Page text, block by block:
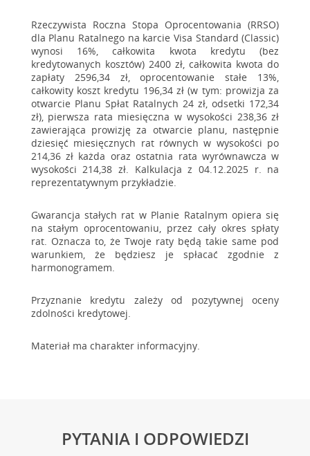
Rzeczywista Roczna Stopa Oprocentowania (RRSO)
dla Planu Ratalnego na karcie Visa Standard (Classic)
wynosi 16%, całkowita kwota kredytu (bez
kredytowanych kosztów) 2400 zł, całkowita kwota do
zapłaty 2596,34 zł, oprocentowanie stałe 13%,
całkowity koszt kredytu 196,34 zł (w tym: prowizja za
otwarcie Planu Spłat Ratalnych 24 zł, odsetki 172,34
zł), pierwsza rata miesięczna w wysokości 238,36 zł
zawierająca prowizję za otwarcie planu, następnie
dziesięć miesięcznych rat równych w wysokości po
214,36 zł każda oraz ostatnia rata wyrównawcza w
wysokości 214,38 zł. Kalkulacja z 04.12.2025 r. na
reprezentatywnym przykładzie.
Gwarancja stałych rat w Planie Ratalnym opiera się
na stałym oprocentowaniu, przez cały okres spłaty
rat. Oznacza to, że Twoje raty będą takie same pod
warunkiem, że będziesz je spłacać zgodnie z
harmonogramem.
Przyznanie kredytu zależy od pozytywnej oceny
zdolności kredytowej.
Materiał ma charakter informacyjny.
PYTANIA I ODPOWIEDZI